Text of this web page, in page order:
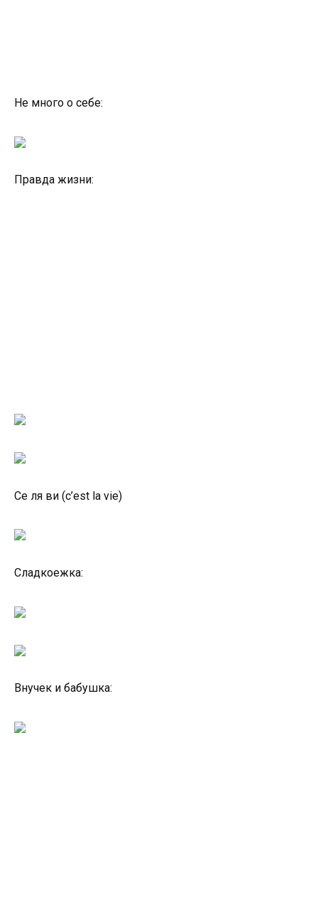
Не много о себе:
Правда жизни:
Се ля ви (c’est la vie)
Сладкоежка:
Внучек и бабушка: